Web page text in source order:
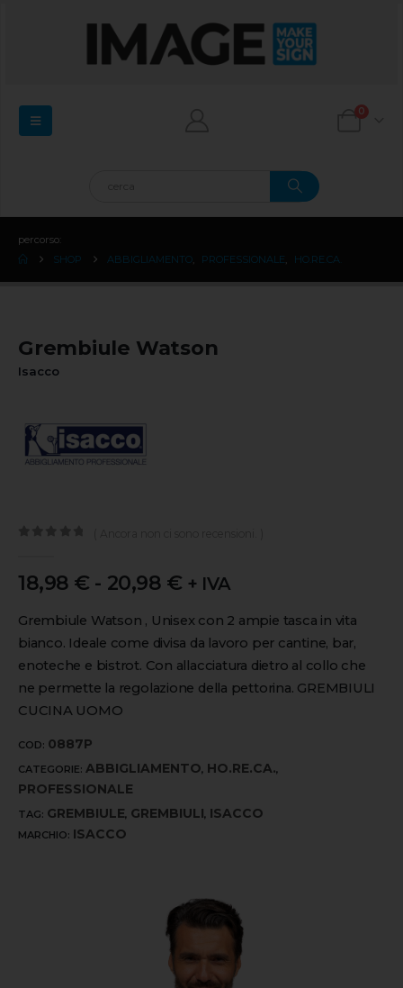
0
percorso:
SHOP
ABBIGLIAMENTO PROFESSIONALE HO.RE.CA.
Grembiule Watson
Isacco
18,98 € - 20,98 € + IVA
Grembiule Watson , Unisex con 2 ampie tasca in vita
bianco. Ideale come divisa da lavoro per cantine, bar,
enoteche e bistrot. Con allacciatura dietro al collo che
ne permette la regolazione della pettorina. GREMBIULI
CUCINA UOMO
COD: 0887P
CATEGORIE: ABBIGLIAMENTO, HO.RE.CA.,
PROFESSIONALE
TAG: GREMBIULE, GREMBIULI, ISACCO
MARCHIO: ISACCO